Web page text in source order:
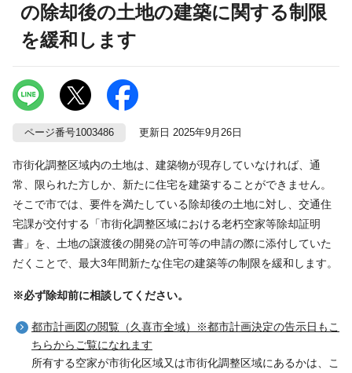
の除却後の土地の建築に関する制限
を緩和します
ページ番号1003486 更新日 2025年9月26日
市街化調整区域内の土地は、建築物が現存していなければ、通
常、限られた方しか、新たに住宅を建築することができません。
そこで市では、要件を満たしている除却後の土地に対し、交通住
宅課が交付する「市街化調整区域における老朽空家等除却証明
書」を、土地の譲渡後の開発の許可等の申請の際に添付していた
だくことで、最大3年間新たな住宅の建築等の制限を緩和します。
※必ず除却前に相談してください。
都市計画図の閲覧（久喜市全域）※都市計画決定の告示日もこ
ちらからご覧になれます
所有する空家が市街化区域又は市街化調整区域にあるかは、こ